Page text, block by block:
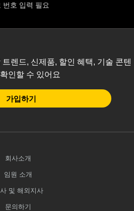
번호 입력 필요
렌드, 신제품, 할인 혜택, 기술 콘텐
인할 수 있어요
가입하기
회사소개
임원 소개
및 해외지사
문의하기